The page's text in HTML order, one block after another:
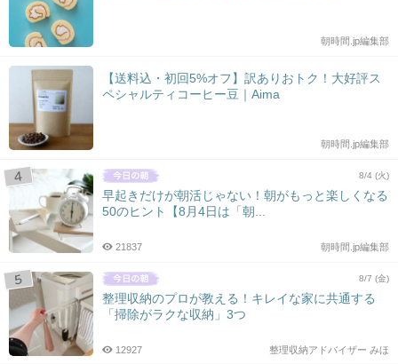
朝時間.jp編集部
【送料込・初回5%オフ】訳ありおトク！大好評ス
ペシャルティコーヒー豆｜Aima
朝時間.jp編集部
8/4 (火)
早起きだけが朝活じゃない！朝がもっと楽しくなる
50のヒント【8月4日は「朝...
朝時間.jp編集部
21837
8/7 (金)
整理収納のプロが教える！キレイな家に共通する
「掃除がラクな収納」3つ
整理収納アドバイザー みほ
12927